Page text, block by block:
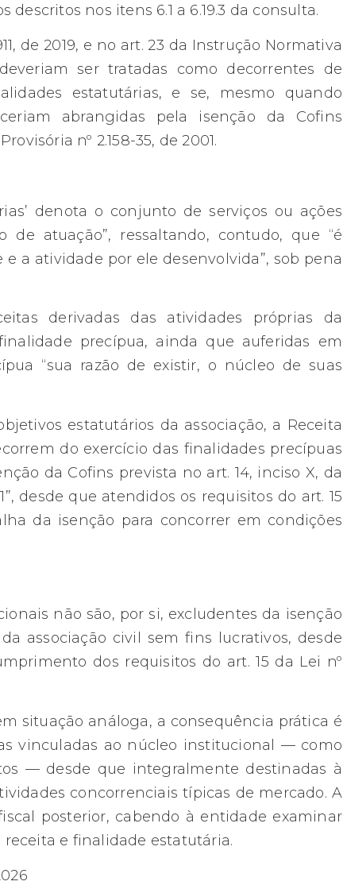
nos itens 6.1 a 6.19.3 da consulta.
de 2019, e no art. 23 da Instrução Normativa
ser tratadas como decorrentes de
estatutárias, e se, mesmo quando
abrangidas pela isenção da Cofins
nº 2.158-35, de 2001.
denota o conjunto de serviços ou ações
atuação”, ressaltando, contudo, que “é
a atividade por ele desenvolvida”, sob pena
derivadas das atividades próprias da
precípua, ainda que auferidas em
“sua razão de existir, o núcleo de suas
estatutários da associação, a Receita
do exercício das finalidades precípuas
da Cofins prevista no art. 14, inciso X, da
desde que atendidos os requisitos do art. 15
da isenção para concorrer em condições
não são, por si, excludentes da isenção
associação civil sem fins lucrativos, desde
dos requisitos do art. 15 da Lei nº
situação análoga, a consequência prática é
vinculadas ao núcleo institucional — como
— desde que integralmente destinadas à
concorrenciais típicas de mercado. A
posterior, cabendo à entidade examinar
e finalidade estatutária.